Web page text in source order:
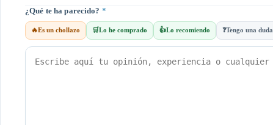
¿Qué te ha parecido? *
🔥Es un chollazo 🛒Lo he comprado 👍Lo recomiendo ❓Tengo una duda